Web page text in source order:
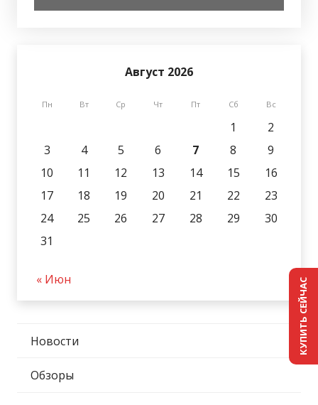
Август 2026
Пн Вт Ср Чт Пт Сб Вс
1
2
3
4 5 6 7 8
9
10
11 12 13 14 15
16
17
18 19 20 21 22
23
24
25 26 27 28 29
30
31
« Июн
Новости
Обзоры
КУПИТЬ СЕЙЧАС